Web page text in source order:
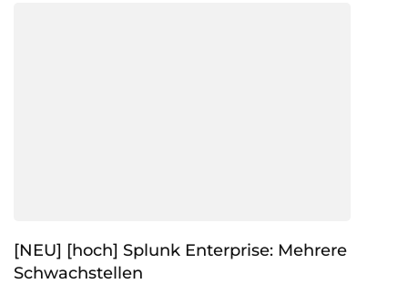
[NEU] [hoch] Splunk Enterprise: Mehrere
Schwachstellen